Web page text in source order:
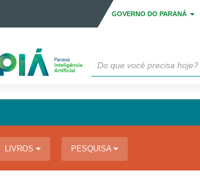
GOVERNO DO PARANÁ
LIVROS PESQUISA